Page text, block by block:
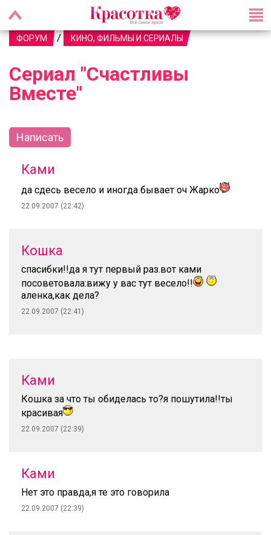
ФОРУМ / КИНО, ФИЛЬМЫ И СЕРИАЛЫ
Сериал "Счастливы
Вместе"
Написать
Ками
да сдесь весело и иногда бывает оч Жарко
22.09.2007 (22:42)
Кошка
спасибки!!да я тут первый раз.вот ками
посоветовала:вижу у вас тут весело!!
аленка,как дела?
22.09.2007 (22:41)
Ками
Кошка за что ты обиделась то?я пошутила!!ты
красивая
22.09.2007 (22:39)
Ками
Нет это правда,я те это говорила
22.09.2007 (22:39)